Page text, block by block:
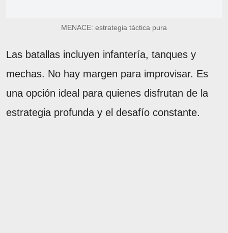
MENACE: estrategia táctica pura
Las batallas incluyen infantería, tanques y
mechas. No hay margen para improvisar. Es
una opción ideal para quienes disfrutan de la
estrategia profunda y el desafío constante.